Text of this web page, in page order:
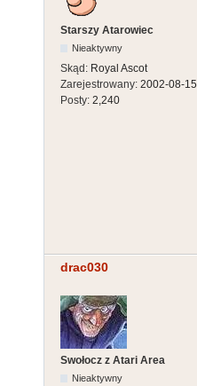
Starszy Atarowiec
Nieaktywny
Skąd: Royal Ascot
Zarejestrowany: 2002-08-15
Posty: 2,240
drac030
Swołocz z Atari Area
Nieaktywny